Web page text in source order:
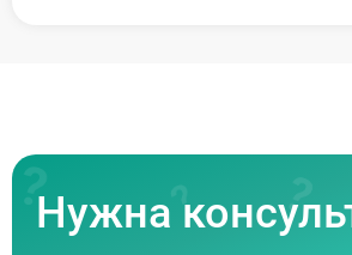
Нужна